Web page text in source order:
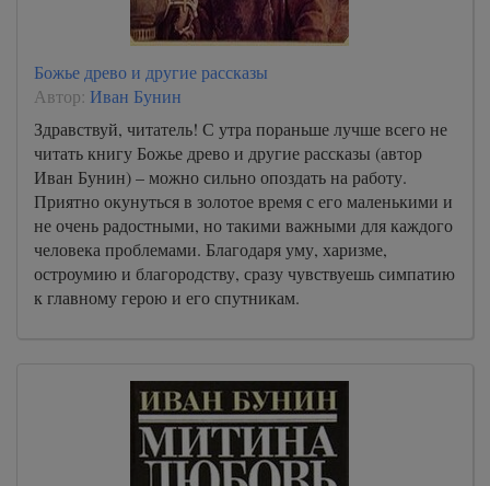
Божье древо и другие рассказы
Автор: Иван Бунин
Здравствуй, читатель! С утра пораньше лучше всего не
читать книгу Божье древо и другие рассказы (автор
Иван Бунин) – можно сильно опоздать на работу.
Приятно окунуться в золотое время с его маленькими и
не очень радостными, но такими важными для каждого
человека проблемами. Благодаря уму, харизме,
остроумию и благородству, сразу чувствуешь симпатию
к главному герою и его спутникам.